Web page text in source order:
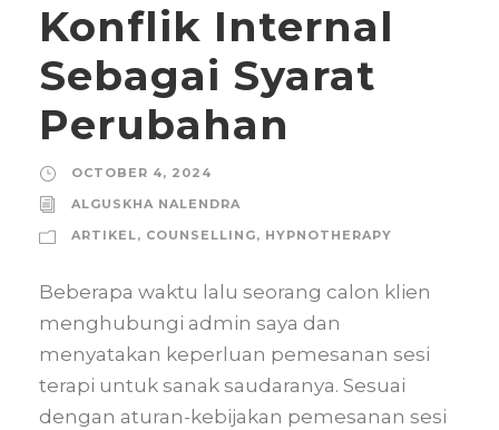
Konflik Internal
Sebagai Syarat
Perubahan
OCTOBER 4, 2024
ALGUSKHA NALENDRA
ARTIKEL, COUNSELLING, HYPNOTHERAPY
Beberapa waktu lalu seorang calon klien
menghubungi admin saya dan
menyatakan keperluan pemesanan sesi
terapi untuk sanak saudaranya. Sesuai
dengan aturan-kebijakan pemesanan sesi